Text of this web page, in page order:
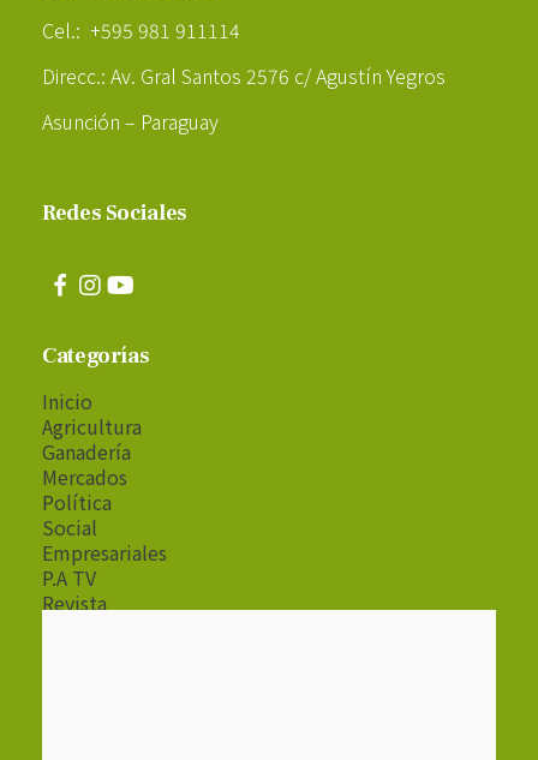
Cel.: +595 981 911114
Direcc.: Av. Gral Santos 2576 c/ Agustín Yegros
Asunción – Paraguay
Redes Sociales
Categorías
Inicio
Agricultura
Ganadería
Mercados
Política
Social
Empresariales
P.A TV
Revista